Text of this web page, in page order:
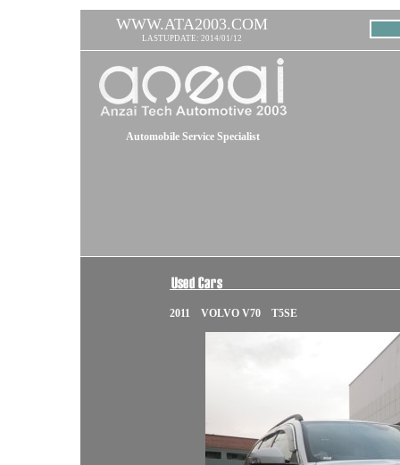
WWW.ATA2003.COM
LASTUPDATE: 2014/01/12
Automobile Service Specialist
2011 VOLVO V70 T5SE